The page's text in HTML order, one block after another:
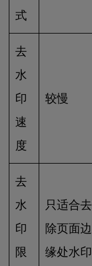
式
去
水
印
速
度
较慢
去
水
印
限
只适合去
除页面边
缘处水印